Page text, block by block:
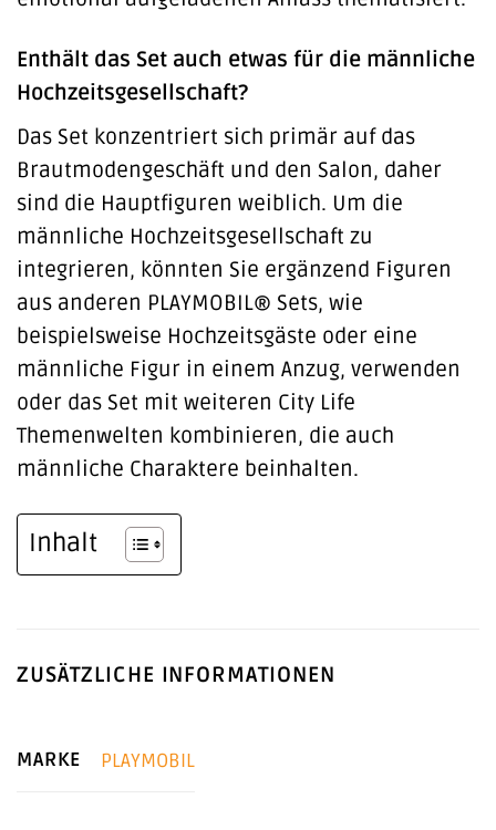
Enthält das Set auch etwas für die männliche
Hochzeitsgesellschaft?
Das Set konzentriert sich primär auf das
Brautmodengeschäft und den Salon, daher
sind die Hauptfiguren weiblich. Um die
männliche Hochzeitsgesellschaft zu
integrieren, könnten Sie ergänzend Figuren
aus anderen PLAYMOBIL® Sets, wie
beispielsweise Hochzeitsgäste oder eine
männliche Figur in einem Anzug, verwenden
oder das Set mit weiteren City Life
Themenwelten kombinieren, die auch
männliche Charaktere beinhalten.
Inhalt
ZUSÄTZLICHE INFORMATIONEN
MARKE PLAYMOBIL